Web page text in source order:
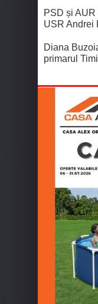
PSD și
USR Andrei
Diana
primarul